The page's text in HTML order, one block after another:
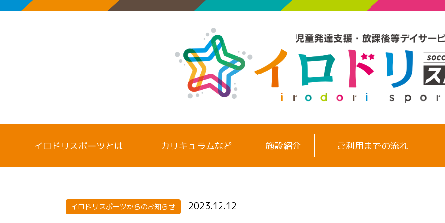
イロドリスポーツとは カリキュラムなど 施設紹介 ご利用までの流れ
イロドリスポーツからのお知らせ 2023.12.12